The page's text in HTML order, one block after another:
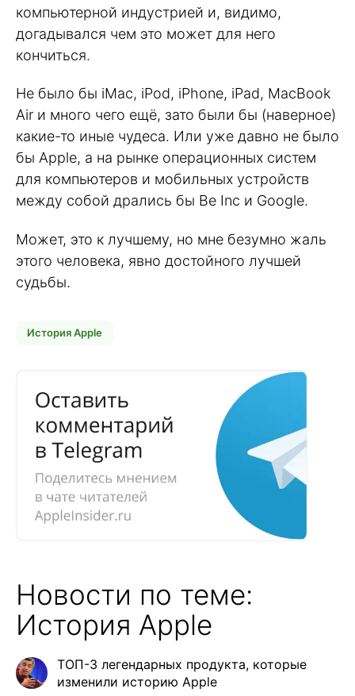
компьютерной индустрией и, видимо,
догадывался чем это может для него
кончиться.
Не было бы iMac, iPod, iPhone, iPad, MacBook
Air и много чего ещё, зато были бы (наверное)
какие-то иные чудеса. Или уже давно не было
бы Apple, а на рынке операционных систем
для компьютеров и мобильных устройств
между собой дрались бы Be Inc и Google.
Может, это к лучшему, но мне безумно жаль
этого человека, явно достойного лучшей
судьбы.
История Apple
Новости по теме:
История Apple
ТОП-3 легендарных продукта, которые
изменили историю Apple